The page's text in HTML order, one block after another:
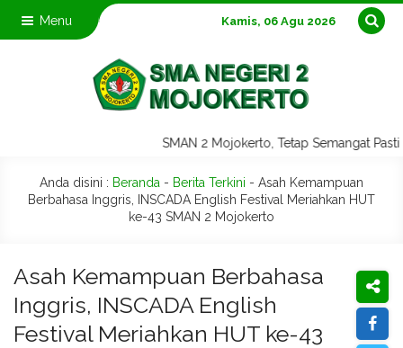
Menu Kamis, 06 Agu 2026
SMAN 2 Mojokerto, Tetap Semangat
Anda disini : Beranda - Berita Terkini - Asah Kemampuan
Berbahasa Inggris, INSCADA English Festival Meriahkan HUT
ke-43 SMAN 2 Mojokerto
Asah Kemampuan Berbahasa
Inggris, INSCADA English
Festival Meriahkan HUT ke-43